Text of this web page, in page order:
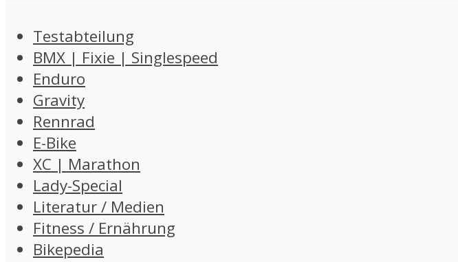
Testabteilung
BMX | Fixie | Singlespeed
Enduro
Gravity
Rennrad
E-Bike
XC | Marathon
Lady-Special
Literatur / Medien
Fitness / Ernährung
Bikepedia